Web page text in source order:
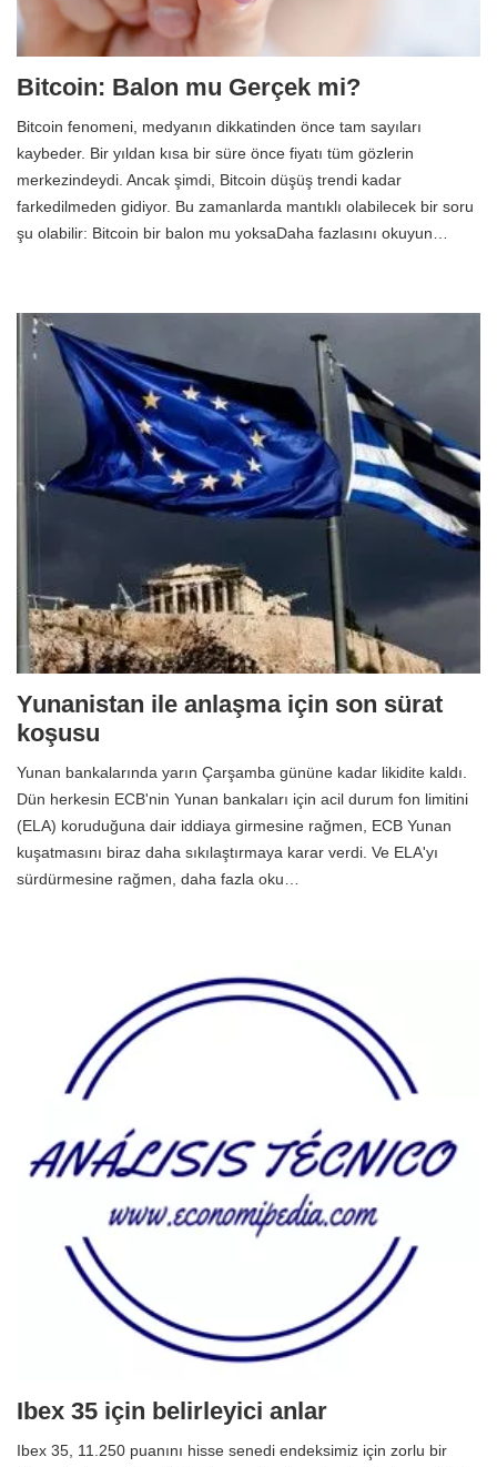
Bitcoin: Balon mu Gerçek mi?
Bitcoin fenomeni, medyanın dikkatinden önce tam sayıları
kaybeder. Bir yıldan kısa bir süre önce fiyatı tüm gözlerin
merkezindeydi. Ancak şimdi, Bitcoin düşüş trendi kadar
farkedilmeden gidiyor. Bu zamanlarda mantıklı olabilecek bir soru
şu olabilir: Bitcoin bir balon mu yoksaDaha fazlasını okuyun…
Yunanistan ile anlaşma için son sürat
koşusu
Yunan bankalarında yarın Çarşamba gününe kadar likidite kaldı.
Dün herkesin ECB'nin Yunan bankaları için acil durum fon limitini
(ELA) koruduğuna dair iddiaya girmesine rağmen, ECB Yunan
kuşatmasını biraz daha sıkılaştırmaya karar verdi. Ve ELA'yı
sürdürmesine rağmen, daha fazla oku…
Ibex 35 için belirleyici anlar
Ibex 35, 11.250 puanını hisse senedi endeksimiz için zorlu bir